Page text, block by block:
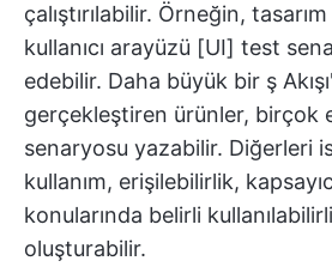
çalıştırılabilir. Örneğin,
kullanıcı arayüzü [UI] test
edebilir. Daha büyük bir ş
gerçekleştiren ürünler, birçok
senaryosu yazabilir. Diğerleri
kullanım, erişilebilirlik,
konularında belirli
oluşturabilir.